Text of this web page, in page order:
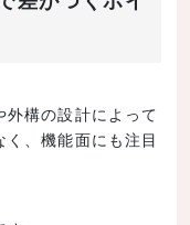
構の設計によって
、機能面にも注目